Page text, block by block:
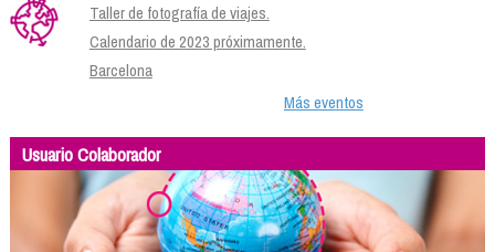
Taller de fotografía de viajes.
Calendario de 2023 próximamente.
Barcelona
Más eventos
Usuario Colaborador